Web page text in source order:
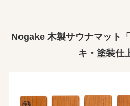
Nogake 木製サウナマット
キ・塗装仕